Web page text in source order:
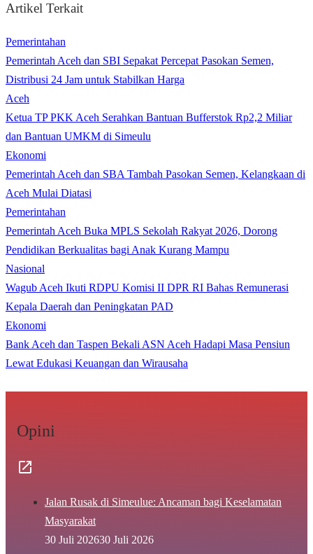
Artikel Terkait
Pemerintahan
Pemerintah Aceh dan SBI Sepakat Percepat Pasokan Semen,
Distribusi 24 Jam untuk Stabilkan Harga
Aceh
Ketua TP PKK Aceh Serahkan Bantuan Bufferstok Rp2,2 Miliar
dan Bantuan UMKM di Simeulu
Ekonomi
Pemerintah Aceh dan SBA Tambah Pasokan Semen, Kelangkaan di
Aceh Mulai Diatasi
Pemerintahan
Pemerintah Aceh Buka MPLS Sekolah Rakyat 2026, Dorong
Pendidikan Berkualitas bagi Anak Kurang Mampu
Nasional
Wagub Aceh Ikuti RDPU Komisi II DPR RI Bahas Remunerasi
Kepala Daerah dan Peningkatan PAD
Ekonomi
Bank Aceh dan Taspen Bekali ASN Aceh Hadapi Masa Pensiun
Lewat Edukasi Keuangan dan Wirausaha
Opini
Jalan Rusak di Simeulue: Ancaman bagi Keselamatan
Masyarakat
30 Juli 202630 Juli 2026